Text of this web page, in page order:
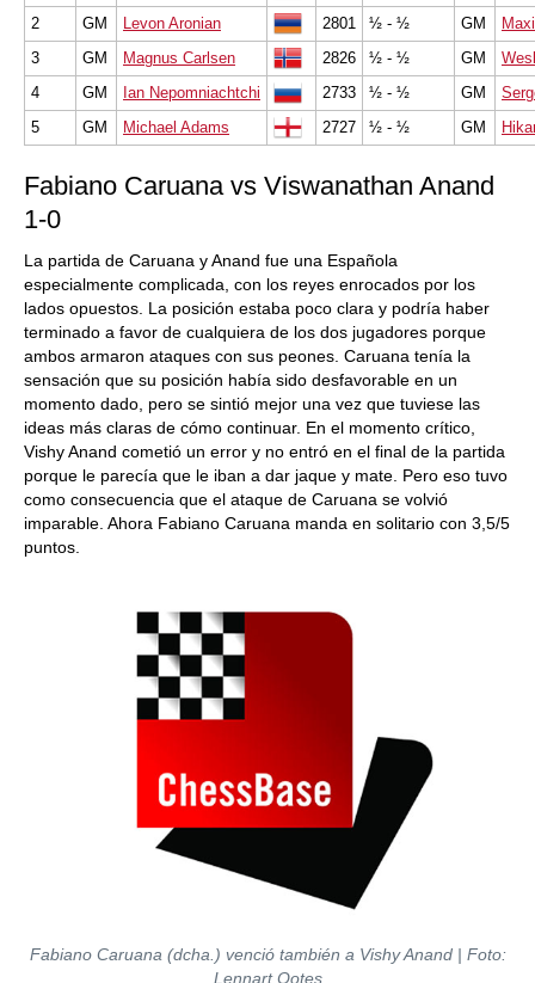
2
GM Levon Aronian 2801 ½ - ½ GM
3
GM Magnus Carlsen 2826 ½ - ½ GM
4
GM Ian Nepomniachtchi 2733 ½ - ½ GM
5
GM Michael Adams 2727 ½ - ½ GM
Fabiano Caruana vs Viswanathan Anand
1-0
La partida de Caruana y Anand fue una Española
especialmente complicada, con los reyes enrocados por los
lados opuestos. La posición estaba poco clara y podría haber
terminado a favor de cualquiera de los dos jugadores porque
ambos armaron ataques con sus peones. Caruana tenía la
sensación que su posición había sido desfavorable en un
momento dado, pero se sintió mejor una vez que tuviese las
ideas más claras de cómo continuar. En el momento crítico,
Vishy Anand cometió un error y no entró en el final de la partida
porque le parecía que le iban a dar jaque y mate. Pero eso tuvo
como consecuencia que el ataque de Caruana se volvió
imparable. Ahora Fabiano Caruana manda en solitario con 3,5/5
puntos.
Fabiano Caruana (dcha.) venció también a Vishy Anand | Foto:
Lennart Ootes